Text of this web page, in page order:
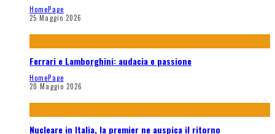
HomePage
25 Maggio 2026
Ferrari e Lamborghini: audacia e passione
HomePage
20 Maggio 2026
Nucleare in Italia, la premier ne auspica il ritorno